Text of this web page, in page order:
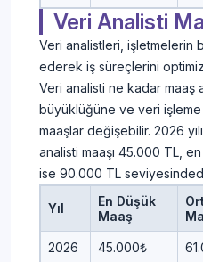
Veri Analisti
Veri analistleri, işletmelerin
ederek iş süreçlerini
Veri analisti ne kadar maaş
büyüklüğüne ve veri
maaşlar değişebilir. 2026
analisti maaşı 45.000 TL,
ise 90.000 TL
Yıl
En Düşük
Maaş
2026 45.000₺